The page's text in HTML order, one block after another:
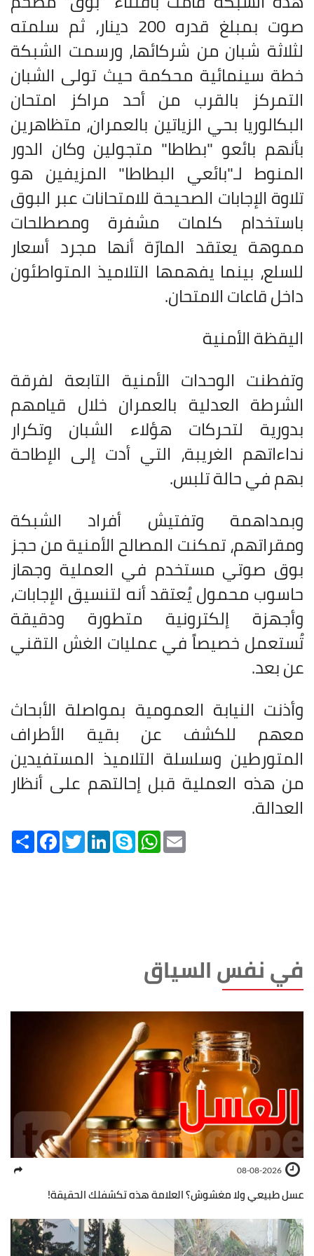
صوت بمبلغ قدره 200 دينار، ثم سلمته
لثلاثة شبان من شركائها، ورسمت الشبكة
خطة سينمائية محكمة حيث تولى الشبان
التمركز بالقرب من أحد مراكز امتحان
البكالوريا بحي الزياتين بالعمران، متظاهرين
بأنهم بائعو "بطاطا" متجولين وكان الدور
المنوط لـ"بائعي البطاطا" المزيفين هو
تلاوة الإجابات الصحيحة للامتحانات عبر البوق
باستخدام كلمات مشفرة ومصطلحات
مموهة يعتقد المارّة أنها مجرد أسعار
للسلع، بينما يفهمها التلاميذ المتواطئون
داخل قاعات الامتحان.
اليقظة الأمنية
وتفطنت الوحدات الأمنية التابعة لفرقة
الشرطة العدلية بالعمران خلال قيامهم
بدورية لتحركات هؤلاء الشبان وتكرار
نداءاتهم الغريبة، التي أدت إلى الإطاحة
بهم في حالة تلبس.
وبمداهمة وتفتيش أفراد الشبكة
ومقراتهم، تمكنت المصالح الأمنية من حجز
بوق صوتي مستخدم في العملية وجهاز
حاسوب محمول يُعتقد أنه لتنسيق الإجابات،
وأجهزة إلكترونية متطورة ودقيقة
تُستعمل خصيصاً في عمليات الغش التقني
عن بعد.
وأذنت النيابة العمومية بمواصلة الأبحاث
معهم للكشف عن بقية الأطراف
المتورطين وسلسلة التلاميذ المستفيدين
من هذه العملية قبل إحالتهم على أنظار
العدالة.
Share FacebookTwitterLinkedInSkype WhatsApp
في نفس السياق
08-08-2026
عسل طبيعي ولا مغشوش؟ العلامة هذه تكشفلك الحقيقة!